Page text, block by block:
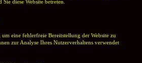
diese Website betreten.
eine fehlerfreie Bereitstellung der Website zu
zur Analyse Ihres Nutzerverhaltens verwendet